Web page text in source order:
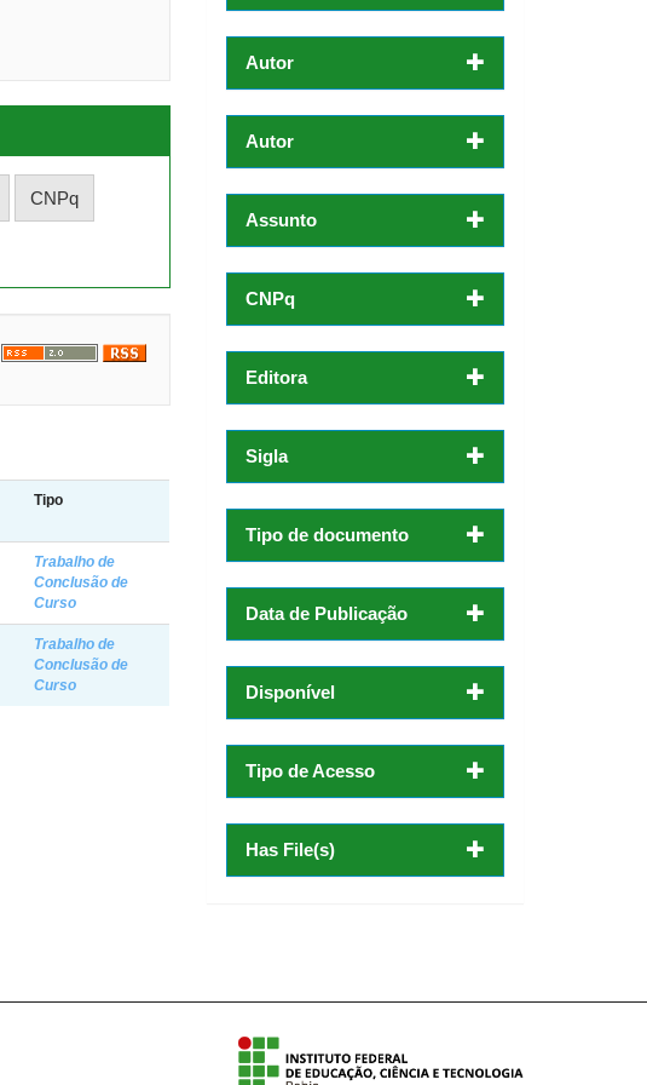
Tipo
Trabalho de
Conclusão de
Curso
Trabalho de
Conclusão de
Curso
Autor
Autor
Assunto
CNPq
Editora
Sigla
Tipo de documento
Data de Publicação
Disponível
Tipo de Acesso
Has File(s)